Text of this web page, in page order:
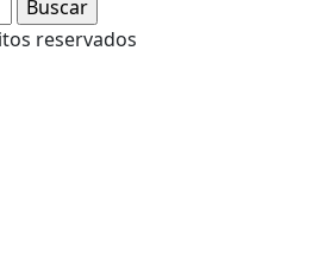
reservados